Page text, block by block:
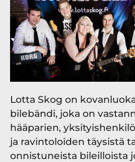
Lotta Skog on
bilebändi, joka on
hääparien,
ja ravintoloiden täysistä
onnistuneista bileilloista